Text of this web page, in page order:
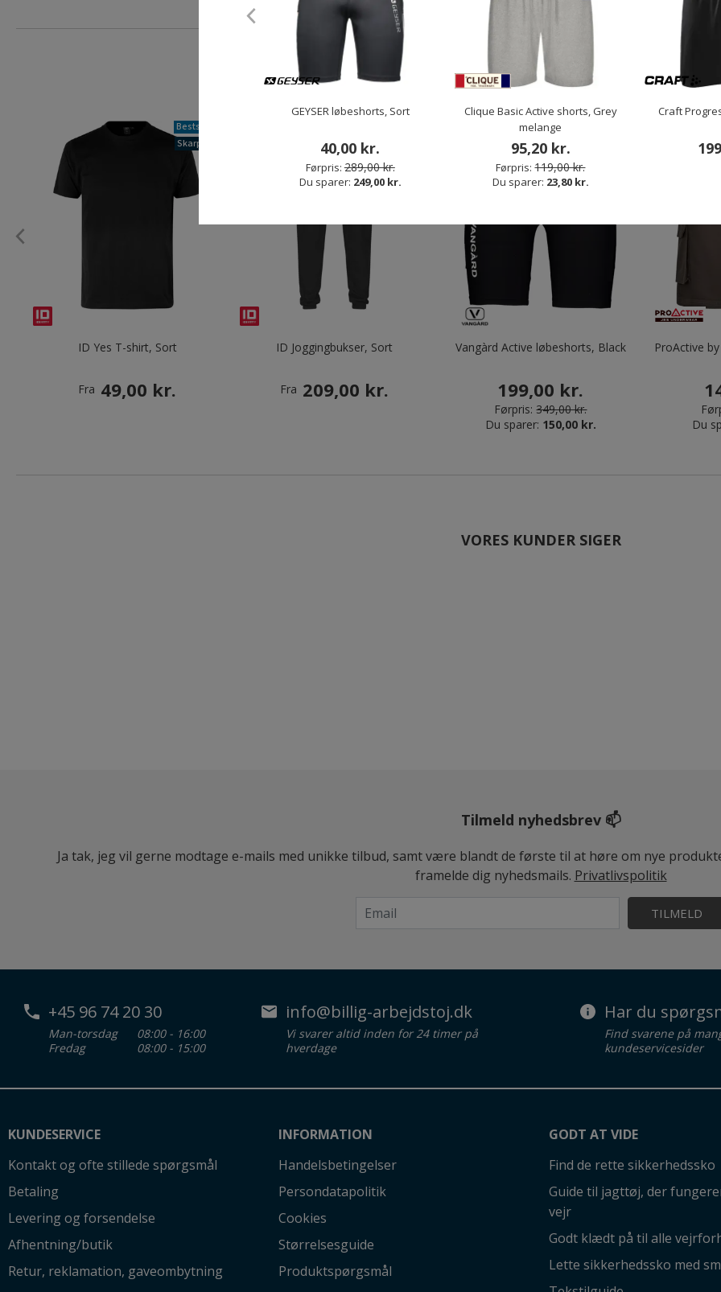
ANDRE HAR OGSÅ KØBT
Bestseller
Skarp pris
ID Yes T-shirt, Sort
Fra 49,00 kr.
Mix 3 - spar 20%
ID Joggingbukser, Sort
Fra 209,00 kr.
Vangàrd Active løbeshorts, Black
199,00 kr.
Førpris: 349,00 kr.
Du sparer: 150,00 kr.
ProActive
Du
GEYSER løbeshorts, Sort
40,00 kr.
Førpris: 289,00 kr.
Du sparer: 249,00 kr.
Clique Basic Active shorts, Grey
melange
95,20 kr.
Førpris: 119,00 kr.
Du sparer: 23,80 kr.
Craft
VORES KUNDER SIGER
Tilmeld nyhedsbrev 📫
Ja tak, jeg vil gerne modtage e-mails med unikke tilbud, samt være blandt de første til at høre om nye
framelde dig nyhedsmails. Privatlivspolitik
TILMELD
+45 96 74 20 30
Man-torsdag
08:00 - 16:00
Fredag
08:00 - 15:00
info@billig-arbejdstoj.dk
Vi svarer altid inden for 24 timer på
hverdage
Har du
Find svarene på
kundeservicesider
KUNDESERVICE
Kontakt og ofte stillede spørgsmål
Betaling
Levering og forsendelse
Afhentning/butik
Retur, reklamation, gaveombytning
INFORMATION
Handelsbetingelser
Persondatapolitik
Cookies
Størrelsesguide
Produktspørgsmål
GODT AT VIDE
Find de rette sikkerhedssko
Guide til jagttøj, der
vejr
Godt klædt på til alle
Lette sikkerhedssko med